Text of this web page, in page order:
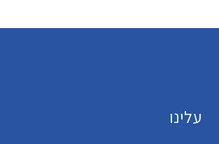
עלינו